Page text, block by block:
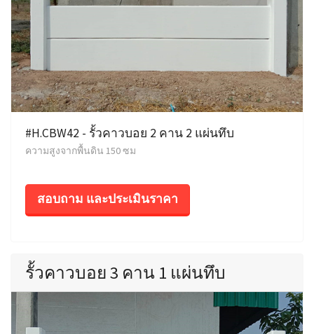
#H.CBW42 - รั้วคาวบอย 2 คาน 2 แผ่นทึบ
ความสูงจากพื้นดิน 150 ซม
สอบถาม และประเมินราคา
รั้วคาวบอย 3 คาน 1 แผ่นทึบ